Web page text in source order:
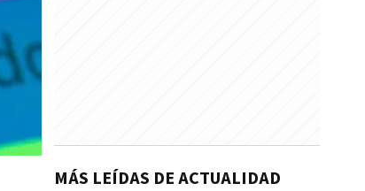
MÁS LEÍDAS DE ACTUALIDAD